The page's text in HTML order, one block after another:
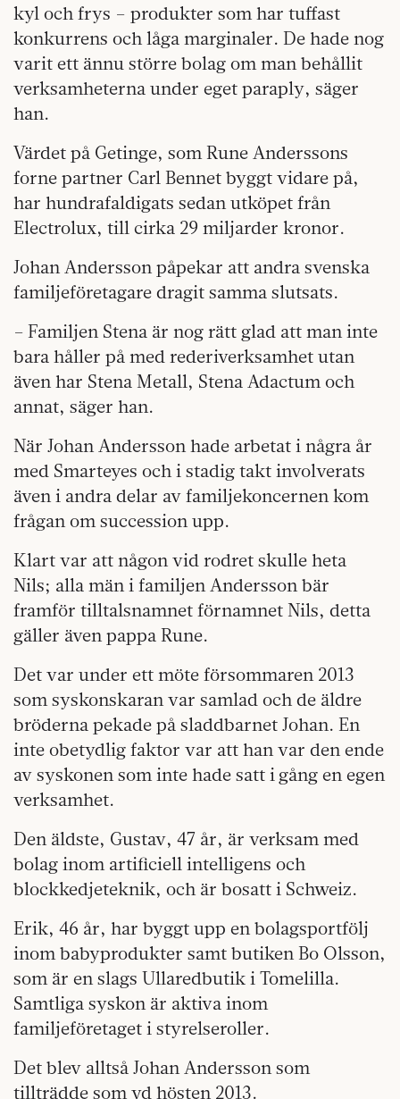
kyl och frys – produkter som har tuffast
konkurrens och låga marginaler. De hade nog
varit ett ännu större bolag om man behållit
verksamheterna under eget paraply, säger
han.
Värdet på Getinge, som Rune Anderssons
forne partner Carl Bennet byggt vidare på,
har hundrafaldigats sedan utköpet från
Electrolux, till cirka 29 miljarder kronor.
Johan Andersson påpekar att andra svenska
familjeföretagare dragit samma slutsats.
– Familjen Stena är nog rätt glad att man inte
bara håller på med rederiverksamhet utan
även har Stena Metall, Stena Adactum och
annat, säger han.
När Johan Andersson hade arbetat i några år
med Smarteyes och i stadig takt involverats
även i andra delar av familjekoncernen kom
frågan om succession upp.
Klart var att någon vid rodret skulle heta
Nils; alla män i familjen Andersson bär
framför tilltalsnamnet förnamnet Nils, detta
gäller även pappa Rune.
Det var under ett möte försommaren 2013
som syskonskaran var samlad och de äldre
bröderna pekade på sladdbarnet Johan. En
inte obetydlig faktor var att han var den ende
av syskonen som inte hade satt i gång en egen
verksamhet.
Den äldste, Gustav, 47 år, är verksam med
bolag inom artificiell intelligens och
blockkedjeteknik, och är bosatt i Schweiz.
Erik, 46 år, har byggt upp en bolagsportfölj
inom babyprodukter samt butiken Bo Olsson,
som är en slags Ullaredbutik i Tomelilla.
Samtliga syskon är aktiva inom
familjeföretaget i styrelseroller.
Det blev alltså Johan Andersson som
tillträdde som vd hösten 2013.